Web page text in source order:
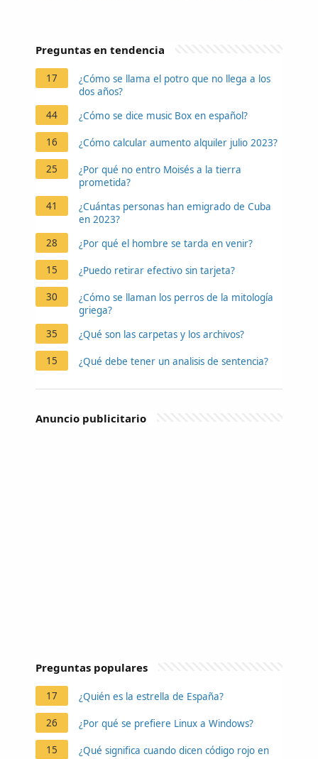
Preguntas en tendencia
17
¿Cómo se llama el potro que no llega a los
dos años?
44
¿Cómo se dice music Box en español?
16 ¿Cómo calcular aumento alquiler julio 2023?
25
¿Por qué no entro Moisés a la tierra
prometida?
41
¿Cuántas personas han emigrado de Cuba
en 2023?
28
¿Por qué el hombre se tarda en venir?
15 ¿Puedo retirar efectivo sin tarjeta?
30
¿Cómo se llaman los perros de la mitología
griega?
35
¿Qué son las carpetas y los archivos?
15 ¿Qué debe tener un analisis de sentencia?
Anuncio publicitario
Preguntas populares
17 ¿Quién es la estrella de España?
26 ¿Por qué se prefiere Linux a Windows?
15
¿Qué significa cuando dicen código rojo en